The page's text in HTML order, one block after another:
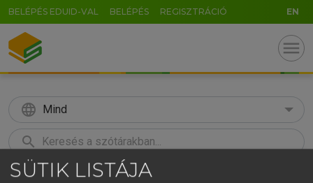
BELÉPÉS EDUID-VAL BELÉPÉS REGISZTRÁCIÓ EN
menu
language Mind
search
KERESÉS
SÜTIK LISTÁJA
GR